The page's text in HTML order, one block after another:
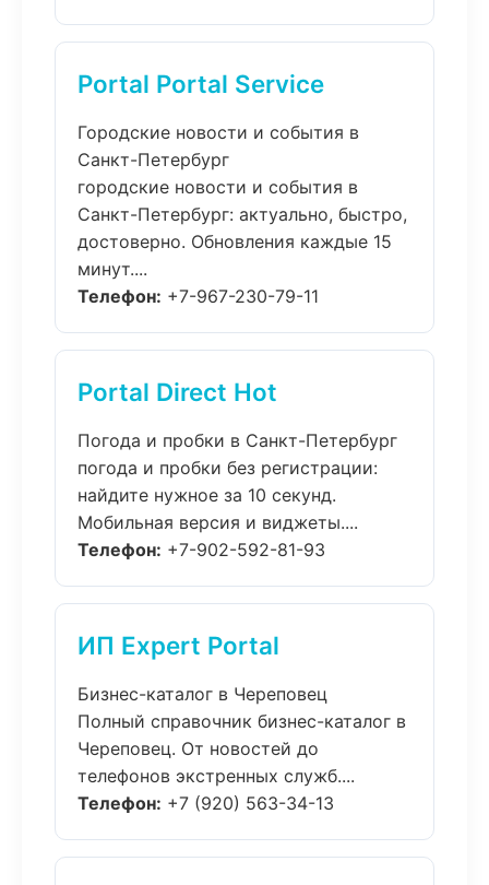
Portal Portal Service
Городские новости и события в
Санкт-Петербург
городские новости и события в
Санкт-Петербург: актуально, быстро,
достоверно. Обновления каждые 15
минут....
Телефон: +7-967-230-79-11
Portal Direct Hot
Погода и пробки в Санкт-Петербург
погода и пробки без регистрации:
найдите нужное за 10 секунд.
Мобильная версия и виджеты....
Телефон: +7-902-592-81-93
ИП Expert Portal
Бизнес-каталог в Череповец
Полный справочник бизнес-каталог в
Череповец. От новостей до
телефонов экстренных служб....
Телефон: +7 (920) 563-34-13